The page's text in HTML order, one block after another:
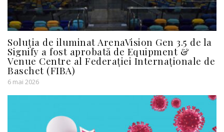
Soluția de iluminat ArenaVision Gen 3.5 de la
Signify a fost aprobată de Equipment &
Venue Centre al Federației Internaționale de
Baschet (FIBA)
6 mai 2026